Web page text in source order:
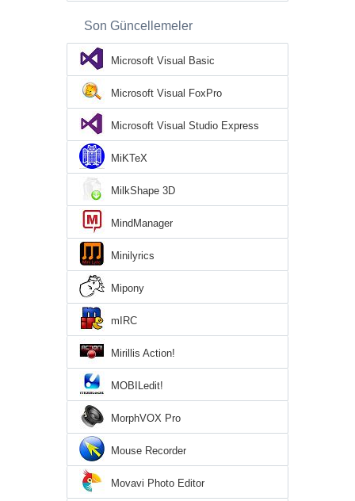
Son Güncellemeler
Microsoft Visual Basic
Microsoft Visual FoxPro
Microsoft Visual Studio Express
MiKTeX
MilkShape 3D
MindManager
Minilyrics
Mipony
mIRC
Mirillis Action!
MOBILedit!
MorphVOX Pro
Mouse Recorder
Movavi Photo Editor